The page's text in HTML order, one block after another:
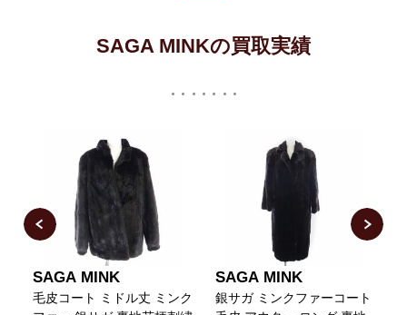
SAGA MINKの買取実績
SAGA MINK
毛皮コート ミドル丈 ミンク
SAGA MINK
銀サガ ミンクファーコート